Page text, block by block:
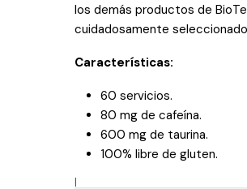
los demás productos de
cuidadosamente
Características:
60 servicios.
80 mg de cafeína.
600 mg de taurina.
100% libre de gluten.
|